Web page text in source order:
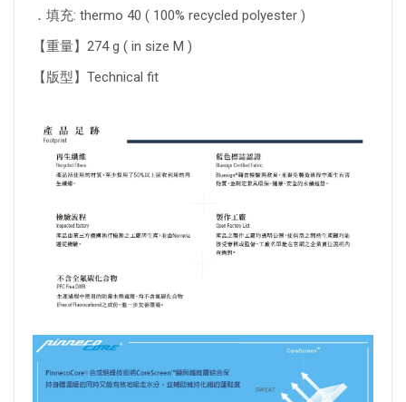
．填充: thermo 40 ( 100% recycled polyester )
【重量】274 g ( in size M )
【版型】Technical fit